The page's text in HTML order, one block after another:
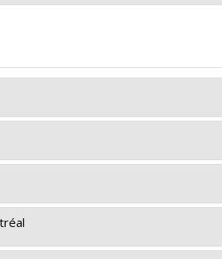
Torres,Sébastien Lord,Cécile
,Anne Hudon,Ahmed Hamila,
,Mariana Brussoni,Patricia Collins,